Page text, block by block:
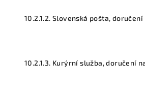
10.2.1.2. Slovenská pošta,
10.2.1.3. Kurýrní služba, doručení